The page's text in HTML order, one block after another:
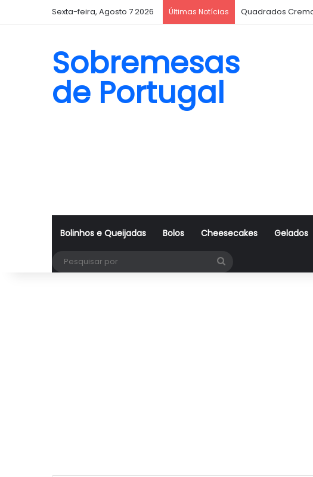
Sexta-feira, Agosto 7 2026 Últimas Notícias Quadrados
Sobremesas
de Portugal
Bolinhos e Queijadas Bolos Cheesecakes Gelados